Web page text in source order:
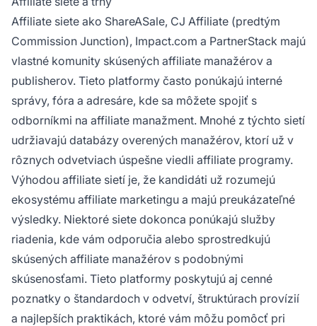
Affiliate siete ako ShareASale, CJ Affiliate (predtým
Commission Junction), Impact.com a PartnerStack majú
vlastné komunity skúsených affiliate manažérov a
publisherov. Tieto platformy často ponúkajú interné
správy, fóra a adresáre, kde sa môžete spojiť s
odborníkmi na affiliate manažment. Mnohé z týchto sietí
udržiavajú databázy overených manažérov, ktorí už v
rôznych odvetviach úspešne viedli affiliate programy.
Výhodou affiliate sietí je, že kandidáti už rozumejú
ekosystému affiliate marketingu a majú preukázateľné
výsledky. Niektoré siete dokonca ponúkajú služby
riadenia, kde vám odporučia alebo sprostredkujú
skúsených affiliate manažérov s podobnými
skúsenosťami. Tieto platformy poskytujú aj cenné
poznatky o štandardoch v odvetví, štruktúrach provízií
a najlepších praktikách, ktoré vám môžu pomôcť pri